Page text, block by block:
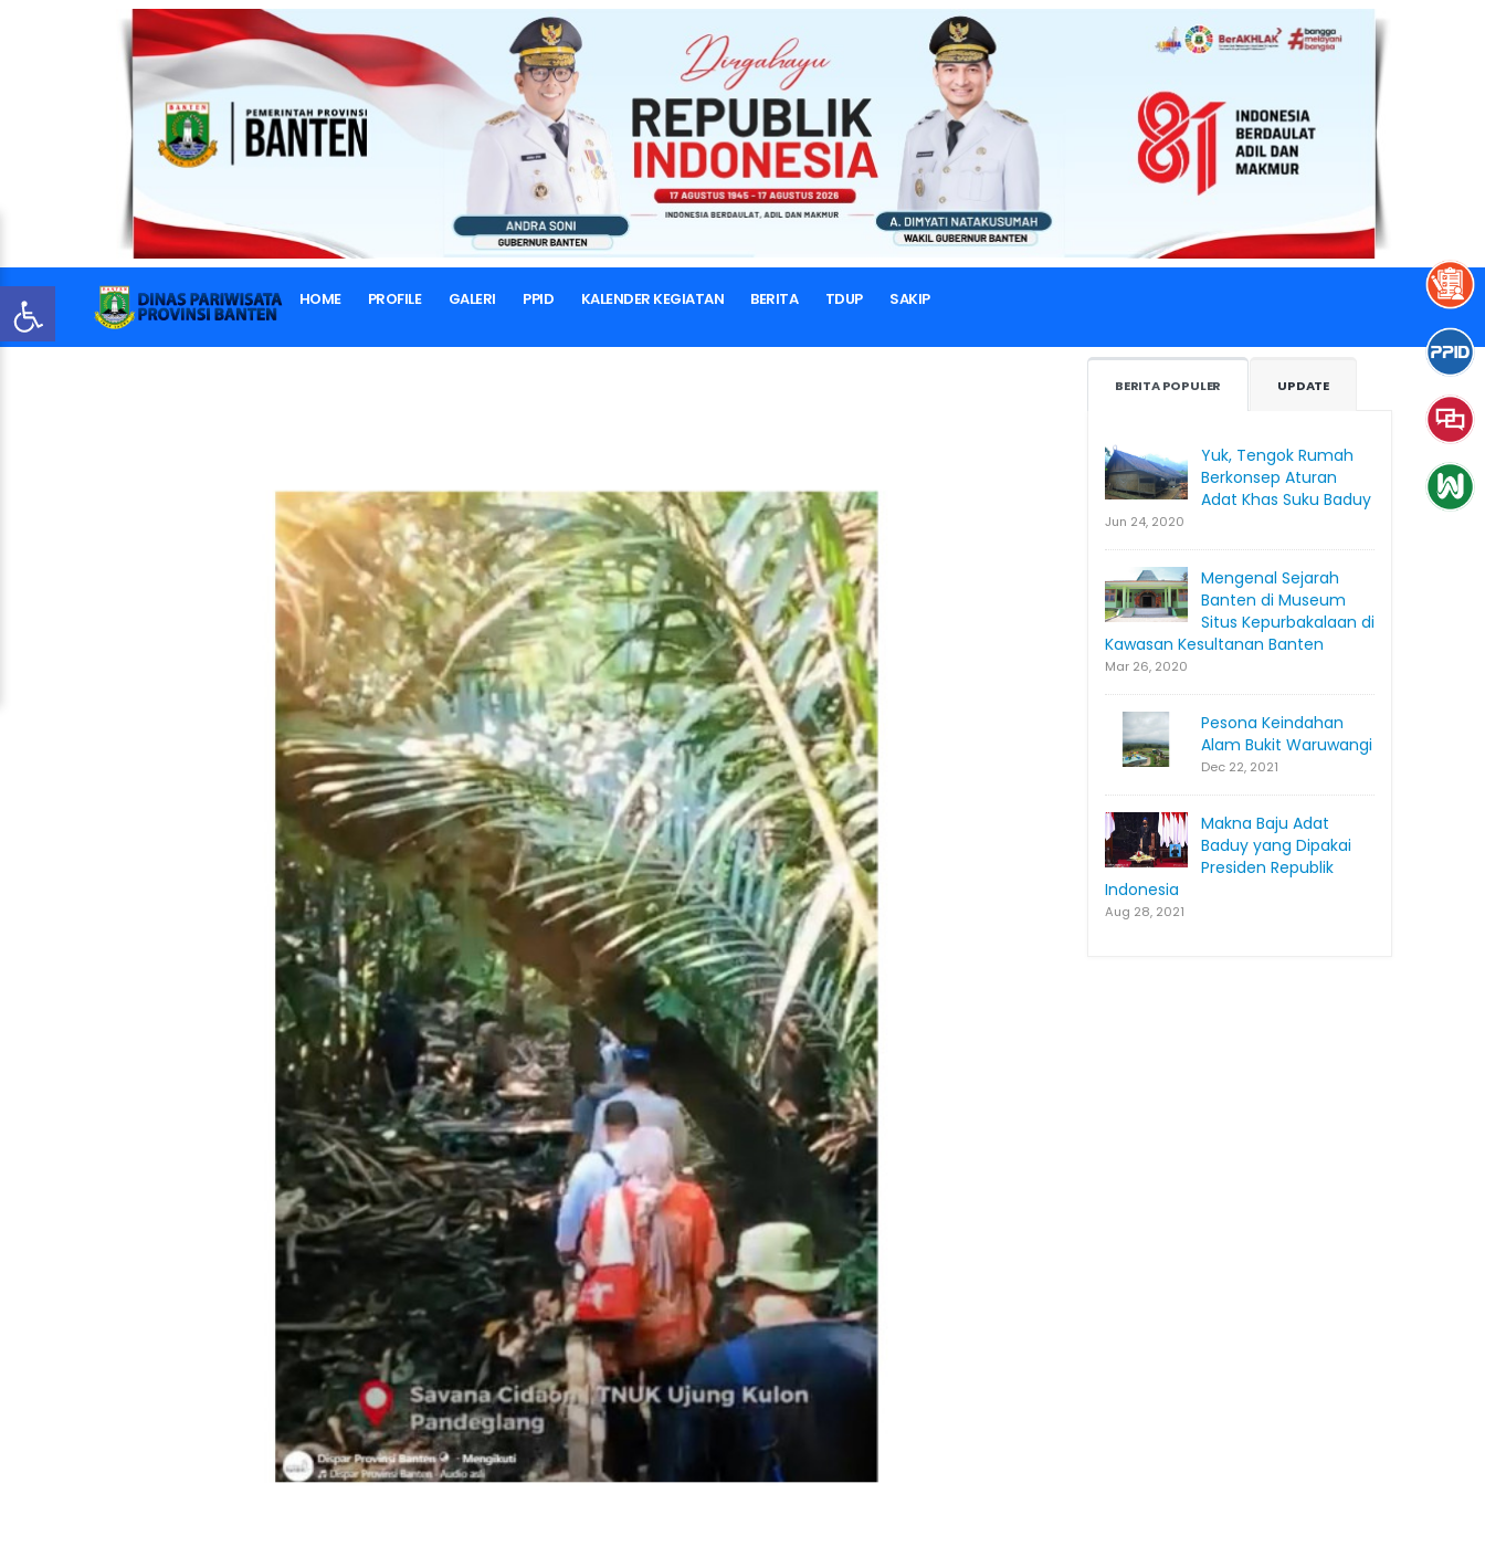
HOME PROFILE GALERI PPID KALENDER KEGIATAN BERITA TDUP SAKIP
Berita
BERANDA BERITA & ARTIKEL
BERITA POPULER UPDATE
Yuk, Tengok Rumah
Berkonsep Aturan
Adat Khas Suku Baduy
Jun 24, 2020
Mengenal Sejarah
Banten di Museum
Situs Kepurbakalaan di
Kawasan Kesultanan Banten
Mar 26, 2020
Pesona Keindahan
Alam Bukit Waruwangi
Dec 22, 2021
Makna Baju Adat
Baduy yang Dipakai
Presiden Republik
Indonesia
Aug 28, 2021